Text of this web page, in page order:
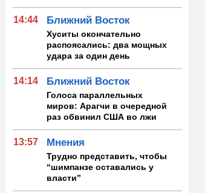
14:44 Ближний Восток
Хуситы окончательно
распоясались: два мощных
удара за один день
14:14 Ближний Восток
Голоса параллельных
миров: Арагчи в очередной
раз обвинил США во лжи
13:57 Мнения
Трудно представить, чтобы
“шимпанзе оставались у
власти”